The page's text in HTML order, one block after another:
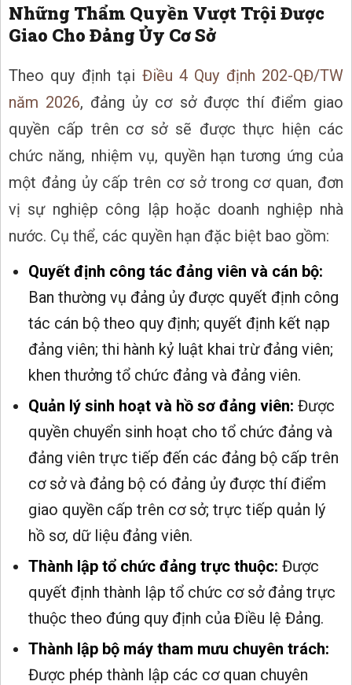
Những Thẩm Quyền Vượt Trội Được
Giao Cho Đảng Ủy Cơ Sở
Theo quy định tại Điều 4 Quy định 202-QĐ/TW
năm 2026, đảng ủy cơ sở được thí điểm giao
quyền cấp trên cơ sở sẽ được thực hiện các
chức năng, nhiệm vụ, quyền hạn tương ứng của
một đảng ủy cấp trên cơ sở trong cơ quan, đơn
vị sự nghiệp công lập hoặc doanh nghiệp nhà
nước. Cụ thể, các quyền hạn đặc biệt bao gồm:
Quyết định công tác đảng viên và cán bộ:
Ban thường vụ đảng ủy được quyết định công
tác cán bộ theo quy định; quyết định kết nạp
đảng viên; thi hành kỷ luật khai trừ đảng viên;
khen thưởng tổ chức đảng và đảng viên.
Quản lý sinh hoạt và hồ sơ đảng viên: Được
quyền chuyển sinh hoạt cho tổ chức đảng và
đảng viên trực tiếp đến các đảng bộ cấp trên
cơ sở và đảng bộ có đảng ủy được thí điểm
giao quyền cấp trên cơ sở; trực tiếp quản lý
hồ sơ, dữ liệu đảng viên.
Thành lập tổ chức đảng trực thuộc: Được
quyết định thành lập tổ chức cơ sở đảng trực
thuộc theo đúng quy định của Điều lệ Đảng.
Thành lập bộ máy tham mưu chuyên trách:
Được phép thành lập các cơ quan chuyên